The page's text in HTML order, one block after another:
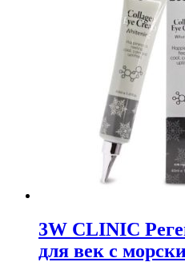
3W CLINIC
для век с